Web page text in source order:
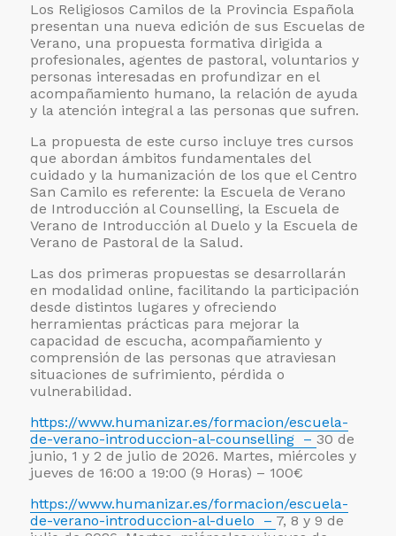
Los Religiosos Camilos de la Provincia Española
presentan una nueva edición de sus Escuelas de
Verano, una propuesta formativa dirigida a
profesionales, agentes de pastoral, voluntarios y
personas interesadas en profundizar en el
acompañamiento humano, la relación de ayuda
y la atención integral a las personas que sufren.
La propuesta de este curso incluye tres cursos
que abordan ámbitos fundamentales del
cuidado y la humanización de los que el Centro
San Camilo es referente: la Escuela de Verano
de Introducción al Counselling, la Escuela de
Verano de Introducción al Duelo y la Escuela de
Verano de Pastoral de la Salud.
Las dos primeras propuestas se desarrollarán
en modalidad online, facilitando la participación
desde distintos lugares y ofreciendo
herramientas prácticas para mejorar la
capacidad de escucha, acompañamiento y
comprensión de las personas que atraviesan
situaciones de sufrimiento, pérdida o
vulnerabilidad.
https://www.humanizar.es/formacion/escuela-
de-verano-introduccion-al-counselling –30 de
junio, 1 y 2 de julio de 2026. Martes, miércoles y
jueves de 16:00 a 19:00 (9 Horas) – 100€
https://www.humanizar.es/formacion/escuela-
de-verano-introduccion-al-duelo – 7, 8 y 9 de